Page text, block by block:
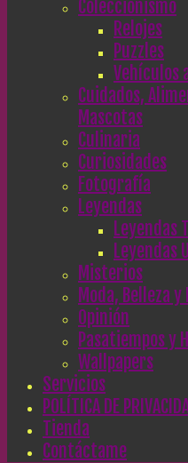
Coleccionismo
Relojes
Puzzles
Vehículos
Cuidados,
Mascotas
Culinaria
Curiosidades
Fotografía
Leyendas
Leyendas
Leyendas
Misterios
Moda, Belleza
Opinión
Pasatiempos y
Wallpapers
Servicios
POLÍTICA DE
Tienda
Contáctame